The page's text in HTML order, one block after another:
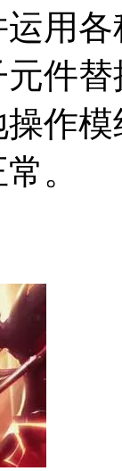
用
件
作
。